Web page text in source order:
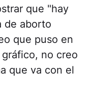
que "hay
de aborto
que puso en
no creo
que va con el